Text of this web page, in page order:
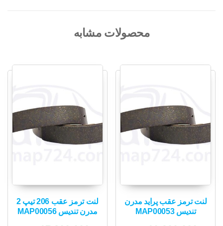
محصولات مشابه
لنت ترمز عقب پراید مدرن
تندیس MAP00053
لنت ترمز عقب 206 تیپ 2
مدرن تندیس MAP00056